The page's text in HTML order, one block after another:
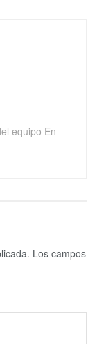
equipo En
Los campos